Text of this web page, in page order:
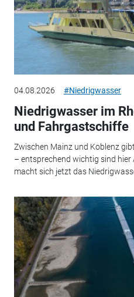
04.08.2026 #Niedrigwasser
Niedrigwasser im
und Fahrgastschiffe
Zwischen Mainz und Koblenz
– entsprechend wichtig sind hier
macht sich jetzt das